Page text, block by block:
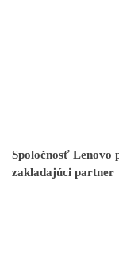
Spoločnosť Lenovo
zakladajúci partner